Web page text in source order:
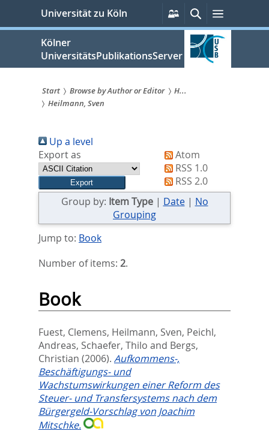
springen
Universität zu Köln
Persönliche
Services
SucheMenü
Kölner
UniversitätsPublikationsServer
Sie
sind
hier:
Start Browse by Author or Editor
H...
Heilmann, Sven
Up a level
Export as
Atom
RSS 1.0
RSS 2.0
Group by: Item Type| Date| No
Grouping
Jump to: Book
Number of items: 2.
Book
Fuest, Clemens, Heilmann, Sven, Peichl,
Andreas, Schaefer, Thilo and Bergs,
Christian (2006). Aufkommens-,
Beschäftigungs- und
Wachstumswirkungen einer Reform des
Steuer- und Transfersystems nach dem
Bürgergeld-Vorschlag von Joachim
Mitschke.